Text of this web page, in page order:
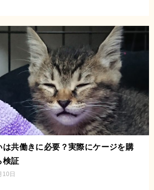
は共働きに必要？実際にケージを購
検証
10日